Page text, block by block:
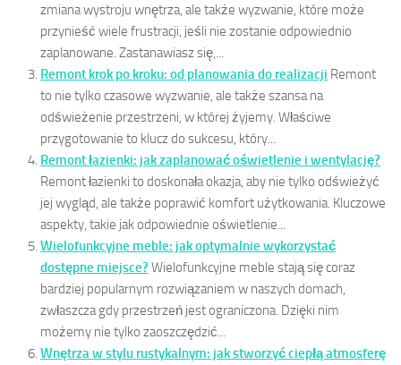
zmiana wystroju wnętrza, ale także wyzwanie, które może
przynieść wiele frustracji, jeśli nie zostanie odpowiednio
zaplanowane. Zastanawiasz się,...
Remont krok po kroku: od planowania do realizacji Remont
to nie tylko czasowe wyzwanie, ale także szansa na
odświeżenie przestrzeni, w której żyjemy. Właściwe
przygotowanie to klucz do sukcesu, który...
Remont łazienki: jak zaplanować oświetlenie i wentylację?
Remont łazienki to doskonała okazja, aby nie tylko odświeżyć
jej wygląd, ale także poprawić komfort użytkowania. Kluczowe
aspekty, takie jak odpowiednie oświetlenie...
Wielofunkcyjne meble: jak optymalnie wykorzystać
dostępne miejsce? Wielofunkcyjne meble stają się coraz
bardziej popularnym rozwiązaniem w naszych domach,
zwłaszcza gdy przestrzeń jest ograniczona. Dzięki nim
możemy nie tylko zaoszczędzić...
Wnętrza w stylu rustykalnym: jak stworzyć ciepłą atmosferę